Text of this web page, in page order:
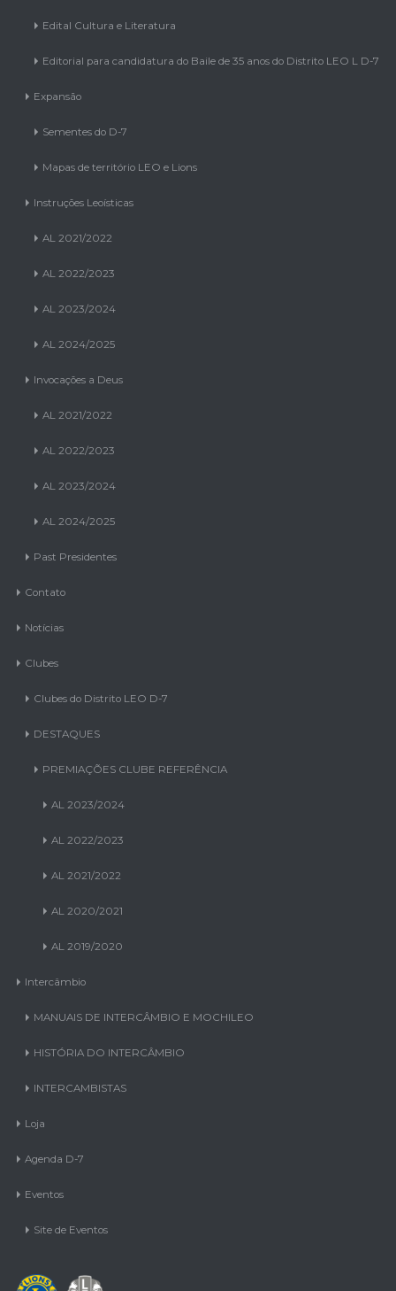
Edital Cultura e Literatura
Editorial para candidatura do Baile de 35 anos do Distrito LEO L D-7
Expansão
Sementes do D-7
Mapas de território LEO e Lions
Instruções Leoísticas
AL 2021/2022
AL 2022/2023
AL 2023/2024
AL 2024/2025
Invocações a Deus
AL 2021/2022
AL 2022/2023
AL 2023/2024
AL 2024/2025
Past Presidentes
Contato
Notícias
Clubes
Clubes do Distrito LEO D-7
DESTAQUES
PREMIAÇÕES CLUBE REFERÊNCIA
AL 2023/2024
AL 2022/2023
AL 2021/2022
AL 2020/2021
AL 2019/2020
Intercâmbio
MANUAIS DE INTERCÂMBIO E MOCHILEO
HISTÓRIA DO INTERCÂMBIO
INTERCAMBISTAS
Loja
Agenda D-7
Eventos
Site de Eventos